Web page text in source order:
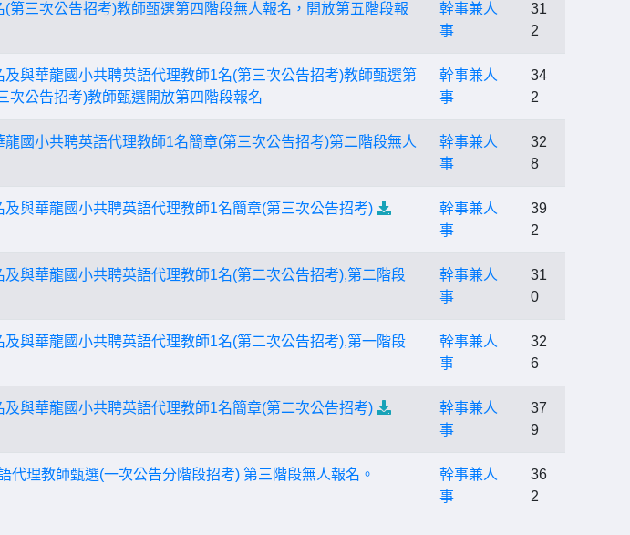
三次公告招考)教師甄選第四階段無人報名，開放第五階段報
幹事兼人
事
31
2
與華龍國小共聘英語代理教師1名(第三次公告招考)教師甄選第
次公告招考)教師甄選開放第四階段報名
幹事兼人
事
34
2
國小共聘英語代理教師1名簡章(第三次公告招考)第二階段無人
幹事兼人
事
32
8
與華龍國小共聘英語代理教師1名簡章(第三次公告招考)
幹事兼人
事
39
2
與華龍國小共聘英語代理教師1名(第二次公告招考),第二階段
幹事兼人
事
31
0
與華龍國小共聘英語代理教師1名(第二次公告招考),第一階段
幹事兼人
事
32
6
與華龍國小共聘英語代理教師1名簡章(第二次公告招考)
幹事兼人
事
37
9
理教師甄選(一次公告分階段招考) 第三階段無人報名。
幹事兼人
事
36
2